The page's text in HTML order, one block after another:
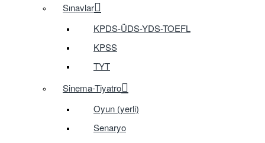
Sınavlar
KPDS-ÜDS-YDS-TOEFL
KPSS
TYT
Sinema-Tiyatro
Oyun (yerli)
Senaryo